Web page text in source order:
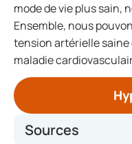
mode de vie plus sain,
Ensemble, nous
tension artérielle saine
maladie
Sources